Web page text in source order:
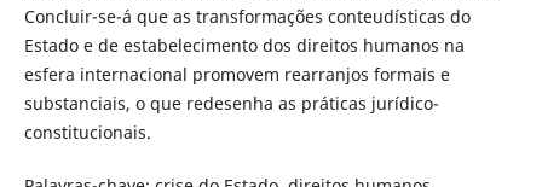
Concluir-se-á que as transformações conteudísticas do
Estado e de estabelecimento dos direitos humanos na
esfera internacional promovem rearranjos formais e
substanciais, o que redesenha as práticas jurídico-
constitucionais.